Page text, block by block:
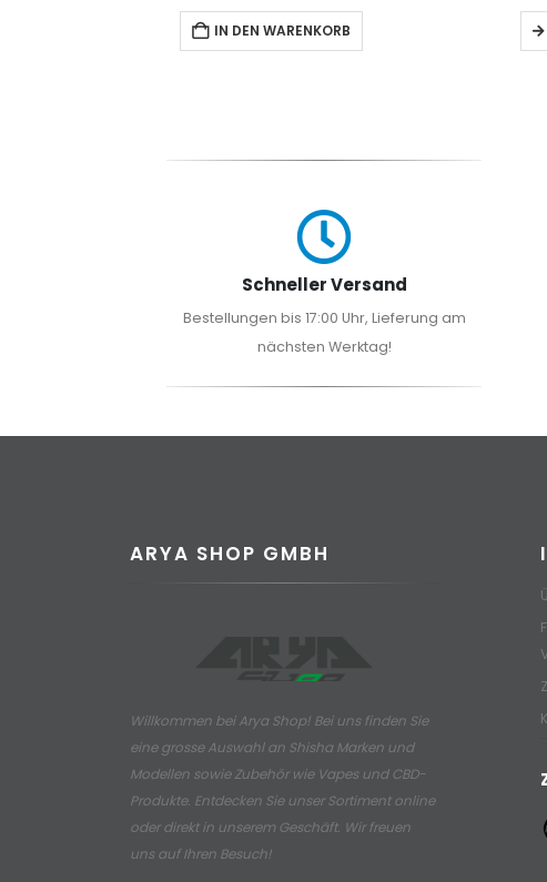
IN DEN WARENKORB
Schneller Versand
Bestellungen bis 17:00 Uhr, Lieferung am
nächsten Werktag!
ARYA SHOP GMBH
Willkommen bei Arya Shop! Bei uns finden Sie
eine grosse Auswahl an Shisha Marken und
Modellen sowie Zubehör wie Vapes und CBD-
Produkte. Entdecken Sie unser Sortiment online
oder direkt in unserem Geschäft. Wir freuen
uns auf Ihren Besuch!